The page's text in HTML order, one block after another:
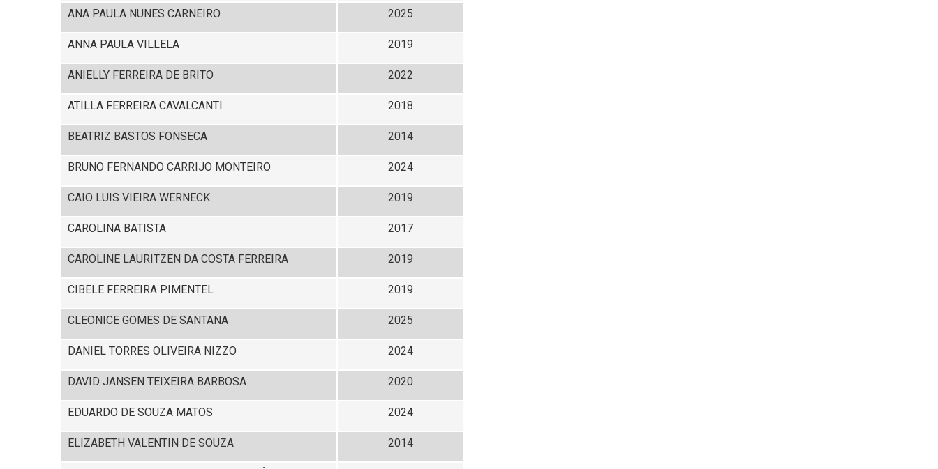
ANA PAULA NUNES CARNEIRO 2025
ANNA PAULA VILLELA 2019
ANIELLY FERREIRA DE BRITO 2022
ATILLA FERREIRA CAVALCANTI 2018
BEATRIZ BASTOS FONSECA 2014
BRUNO FERNANDO CARRIJO MONTEIRO 2024
CAIO LUIS VIEIRA WERNECK 2019
CAROLINA BATISTA 2017
CAROLINE LAURITZEN DA COSTA FERREIRA 2019
CIBELE FERREIRA PIMENTEL 2019
CLEONICE GOMES DE SANTANA 2025
DANIEL TORRES OLIVEIRA NIZZO 2024
DAVID JANSEN TEIXEIRA BARBOSA 2020
EDUARDO DE SOUZA MATOS 2024
ELIZABETH VALENTIN DE SOUZA 2014